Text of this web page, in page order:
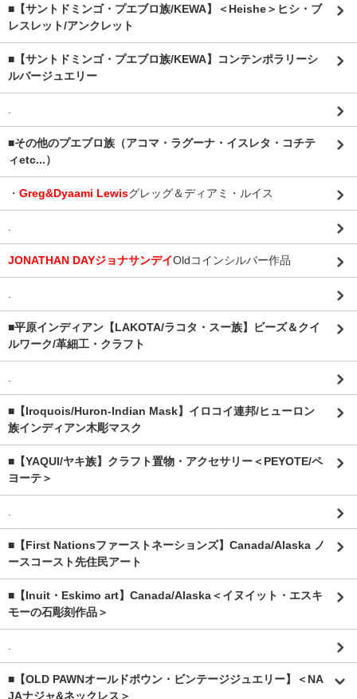
■【サントドミンゴ・プエブロ族/KEWA】＜Heishe＞ヒシ・ブ
レスレット/アンクレット
■【サントドミンゴ・プエブロ族/KEWA】コンテンポラリーシ
ルバージュエリー
.
■その他のプエブロ族（アコマ・ラグーナ・イスレタ・コチテ
ィetc...）
・ Greg&Dyaami Lewisグレッグ＆ディアミ・ルイス
.
JONATHAN DAYジョナサンデイOldコインシルバー作品
.
■平原インディアン【LAKOTA/ラコタ・スー族】ビーズ＆クイ
ルワーク/革細工・クラフト
.
■【Iroquois/Huron-Indian Mask】イロコイ連邦/ヒューロン
族インディアン木彫マスク
■【YAQUI/ヤキ族】クラフト置物・アクセサリー＜PEYOTE/ペ
ヨーテ＞
.
■【First Nationsファーストネーションズ】Canada/Alaska ノ
ースコースト先住民アート
■【Inuit・Eskimo art】Canada/Alaska＜イヌイット・エスキ
モーの石彫刻作品＞
.
■【OLD PAWNオールドポウン・ビンテージジュエリー】＜NA
JAナジャ&ネックレス＞